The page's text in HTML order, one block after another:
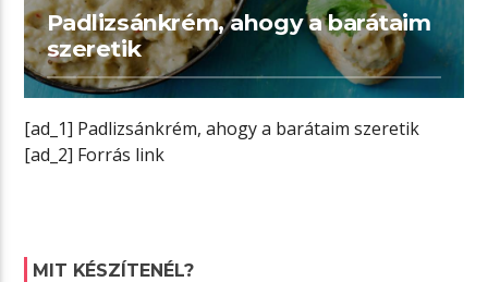
Padlizsánkrém, ahogy a barátaim
szeretik
[ad_1] Padlizsánkrém, ahogy a barátaim szeretik
[ad_2] Forrás link
MIT KÉSZÍTENÉL?